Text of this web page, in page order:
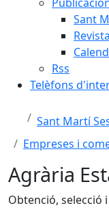
Sant
Rss
Telèfons
Sant Martí
Empreses i
Agrària
Obtenció, selecció